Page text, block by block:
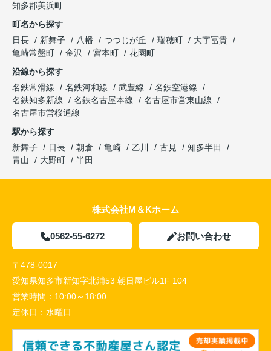
知多郡美浜町
町名から探す
日長
新舞子 八幡 つつじが丘 瑞穂町
大字冨貴
亀崎常盤町
金沢 宮本町
花園町
沿線から探す
名鉄常滑線
名鉄河和線 武豊線
名鉄空港線
名鉄知多新線
名鉄名古屋本線
名古屋市営東山線
名古屋市営桜通線
駅から探す
新舞子
日長 朝倉 亀崎 乙川 古見
知多半田
青山
大野町 半田
株式会社M＆Kホーム
0562-55-6272 お問い合わせ
〒478-0017
愛知県知多市新知字北浦53 朝日屋ビル1F 104
営業時間： 10:00～18:00
定休日： 水曜日